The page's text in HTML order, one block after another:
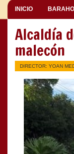
INICIO
Alcaldía
malecón
DIRECTOR: YOAN